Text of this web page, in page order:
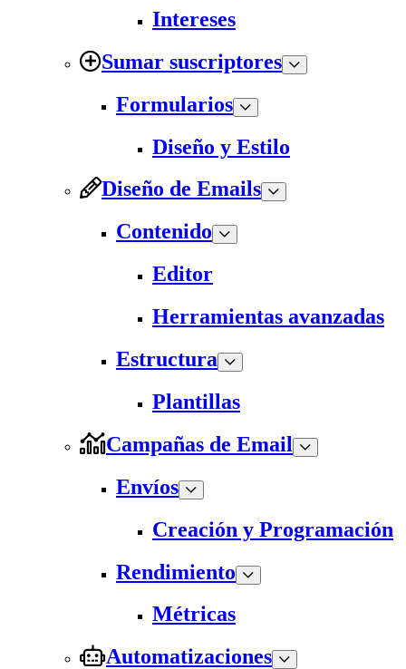
Intereses
Sumar suscriptores
Formularios
Diseño y Estilo
Diseño de Emails
Contenido
Editor
Herramientas avanzadas
Estructura
Plantillas
Campañas de Email
Envíos
Creación y Programación
Rendimiento
Métricas
Automatizaciones